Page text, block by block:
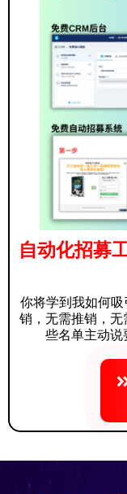
自动化招募
你将学到我如何
销，无需推销，
些名单主动说